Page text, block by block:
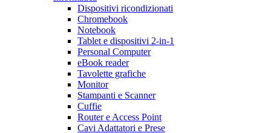
Dispositivi ricondizionati
Chromebook
Notebook
Tablet e dispositivi 2-in-1
Personal Computer
eBook reader
Tavolette grafiche
Monitor
Stampanti e Scanner
Cuffie
Router e Access Point
Cavi Adattatori e Prese